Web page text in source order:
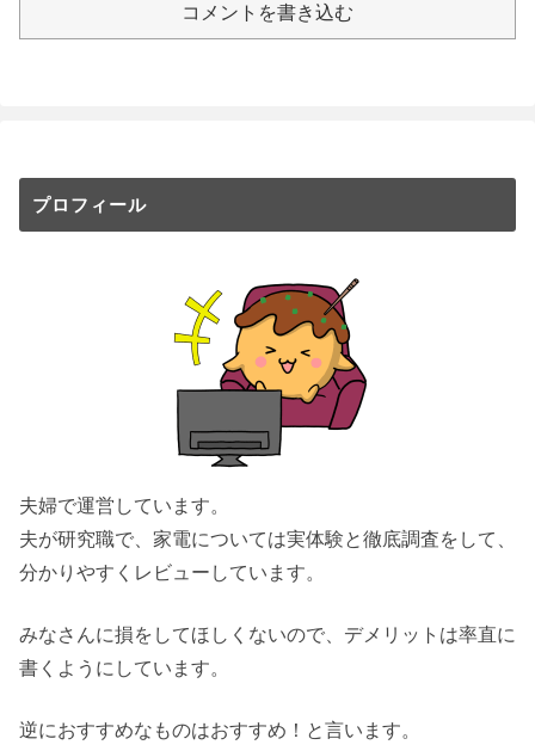
コメントを書き込む
プロフィール
夫婦で運営しています。
夫が研究職で、家電については実体験と徹底調査をして、
分かりやすくレビューしています。
みなさんに損をしてほしくないので、デメリットは率直に
書くようにしています。
逆におすすめなものはおすすめ！と言います。